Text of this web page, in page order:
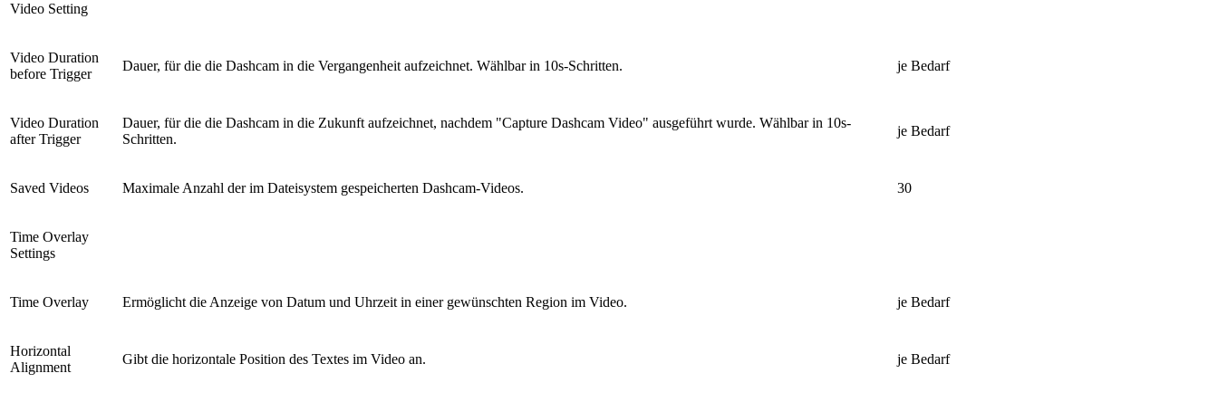
Video Setting
Video Duration
before Trigger
Dauer, für die die Dashcam in die Vergangenheit aufzeichnet. Wählbar in 10s-Schritten. je Bedarf
Video Duration
after Trigger
Dauer, für die die Dashcam in die Zukunft aufzeichnet, nachdem "Capture Dashcam Video" ausgeführt wurde. Wählbar in 10s-
Schritten.
je Bedarf
Saved Videos Maximale Anzahl der im Dateisystem gespeicherten Dashcam-Videos. 30
Time Overlay
Settings
Time Overlay Ermöglicht die Anzeige von Datum und Uhrzeit in einer gewünschten Region im Video. je Bedarf
Horizontal
Alignment
Gibt die horizontale Position des Textes im Video an. je Bedarf